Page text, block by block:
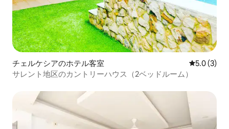
チェルケシアのホテル客室 レビュー3
5.0 (3)
サレント地区のカントリーハウス（2ベッドルーム）